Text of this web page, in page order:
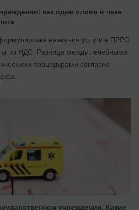
как одно слово в чеке
названия услуги в ПРРО
по НДС. Разница между лечебными
процедурами согласно
учреждении. Какие